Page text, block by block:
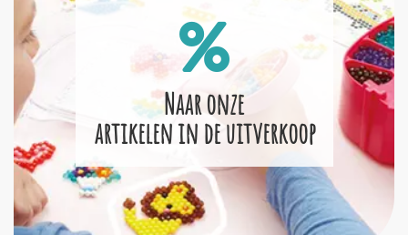
Naar onze
artikelen in de uitverkoop